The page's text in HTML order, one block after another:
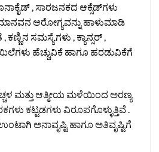
, ಸಾರಜನಕದ ಆಕ್ಸೆಡ್‌ಗಳು
ಆರೋಗ್ಯವನ್ನು ಹಾಳುಮಾಡಿ
ಕಣ್ಣಿನ ಸಮಸ್ಯೆಗಳು , ಕ್ಯಾನ್ಸರ್ ,
ಹೆಚ್ಚುವಿಕೆ ಹಾಗೂ ಹರಡುವಿಕೆಗೆ
ಮತ್ತು ಆತ್ಮೀಯ ಮಳೆಯಿಂದ ಅರಣ್ಯ
ಕಟ್ಟಡಗಳು ವಿರೂಪಗೊಳ್ಳುತ್ತಿವೆ .
ಅನಾವೃಷ್ಟಿ ಹಾಗೂ ಅತಿವೃಷ್ಟಿಗೆ